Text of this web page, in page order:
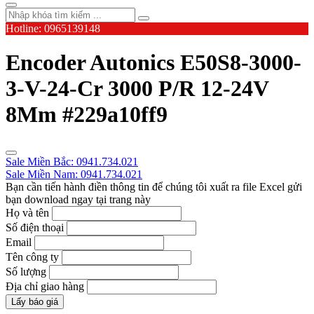
Hotline: 0965139148
Encoder Autonics E50S8-3000-
3-V-24-Cr 3000 P/R 12-24V
8Mm #229a10ff9
Sale Miền Bắc: 0941.734.021
Sale Miền Nam: 0941.734.021
Bạn cần tiến hành điền thông tin để chúng tôi xuất ra file Excel gửi
bạn download ngay tại trang này
Họ và tên
Số điện thoại
Email
Tên công ty
Số lượng
Địa chỉ giao hàng